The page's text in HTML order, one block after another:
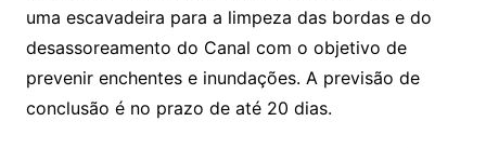
uma escavadeira para a limpeza das bordas e do
desassoreamento do Canal com o objetivo de
prevenir enchentes e inundações. A previsão de
conclusão é no prazo de até 20 dias.